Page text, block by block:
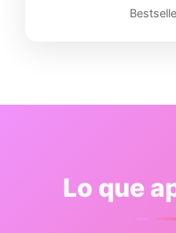
Lo que